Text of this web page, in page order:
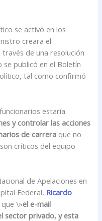
se activó en los
creara el
de una resolución
se publicó en el Boletín
tal como confirmó
estaría
y controlar las acciones
de carrera que no
críticos del equipo
de Apelaciones en
Federal, Ricardo
que \»el e-mail
sector privado, y esta